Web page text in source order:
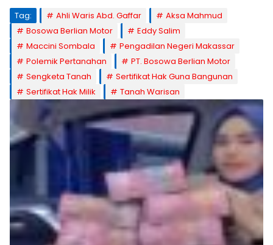
Tag: Ahli Waris Abd. Gaffar
Aksa Mahmud
Bosowa Berlian Motor
Eddy Salim
Maccini Sombala
Pengadilan Negeri Makassar
Polemik Pertanahan
PT. Bosowa Berlian Motor
Sengketa Tanah
Sertifikat Hak Guna Bangunan
Sertifikat Hak Milik
Tanah Warisan